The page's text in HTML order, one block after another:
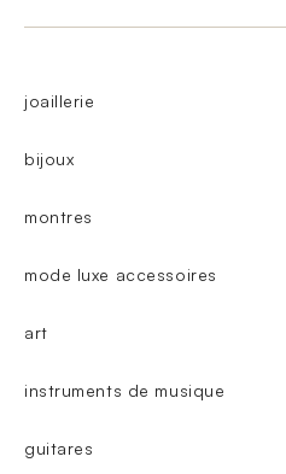
joaillerie
bijoux
montres
mode luxe accessoires
art
instruments de musique
guitares